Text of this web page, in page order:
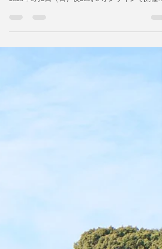
Red vs. Blue: The Political Typology」をもとに「政